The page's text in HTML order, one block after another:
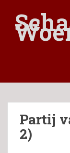
a
Partij
2)